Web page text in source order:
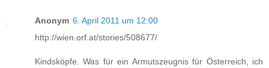
Anonym 6. April 2011 um 12:00
http://wien.orf.at/stories/508677/
Kindsköpfe. Was für ein Armutszeugnis für Österreich, ich